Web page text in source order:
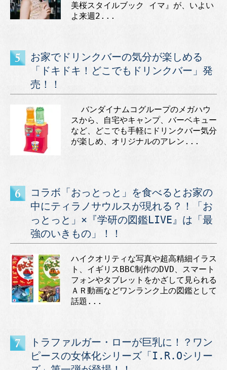
美桜スタイルブック イマ』が、いよい
よ来週2...
お家でドリンクバーの気分が楽しめる
「ドキドキ！どこでもドリンクバー」発
売！！
バンダイナムコグループのメガハウ
スから、自宅やキャンプ、バーベキュー
など、どこでも手軽にドリンクバー気分
が楽しめ、オリジナルのアレン...
コラボ「おっとっと」を食べるとお家の
中にティラノサウルスが現れる？！「お
っとっと」×『学研の図鑑LIVE』は「最
強のいきもの」！！
ハイクオリティな写真や超高精細イラス
ト、イギリスBBC制作のDVD、スマート
フォンやタブレットをかざして見られる
ＡＲ動画などワンランク上の図鑑として
話題...
トラファルガー・ローが巨乳に！？ワン
ピースの女体化シリーズ「I.R.Oシリー